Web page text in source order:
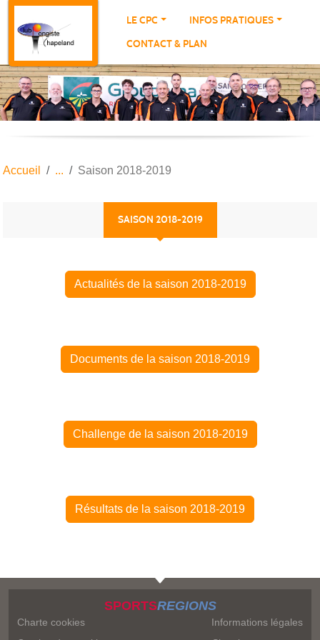
LE CPC
INFOS PRATIQUES
CONTACT & PLAN
Accueil Saison 2018-2019
SAISON 2018-2019
Actualités de la saison 2018-2019
Documents de la saison 2018-2019
Challenge de la saison 2018-2019
Résultats de la saison 2018-2019
SPORTSREGIONS
Charte cookies
Informations légales
Panneau de gestion des cookies